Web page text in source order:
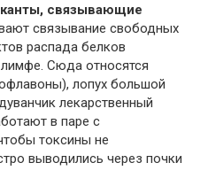
связывающие
связывание свободных
распада белков
Сюда относятся
лопух большой
лекарственный
в паре с
токсины не
выводились через почки